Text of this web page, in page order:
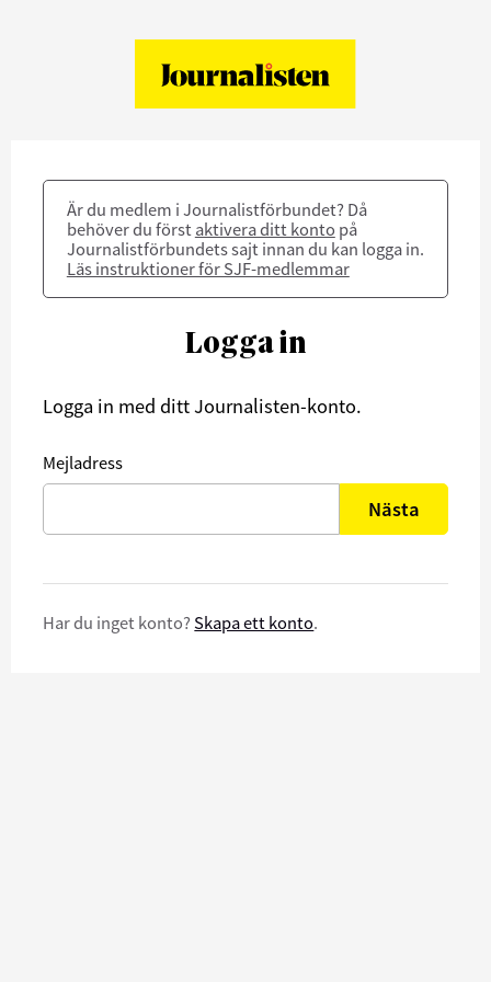
Är du medlem i Journalistförbundet? Då
behöver du först aktivera ditt konto på
Journalistförbundets sajt innan du kan logga in.
Läs instruktioner för SJF-medlemmar
Logga in
Logga in med ditt Journalisten-konto.
Mejladress
Nästa
Har du inget konto? Skapa ett konto.